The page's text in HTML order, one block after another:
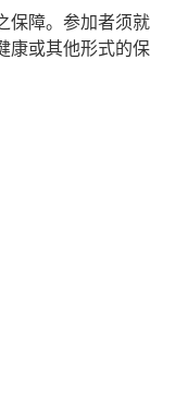
保障。参加者须就
康或其他形式的保